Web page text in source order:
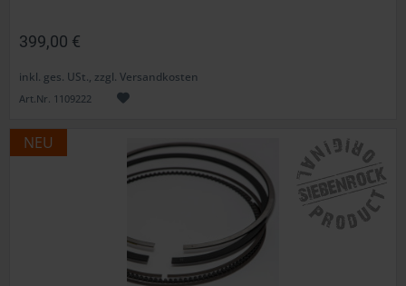
399,00 €
inkl. ges. USt., zzgl. Versandkosten
Art.Nr. 1109222
NEU